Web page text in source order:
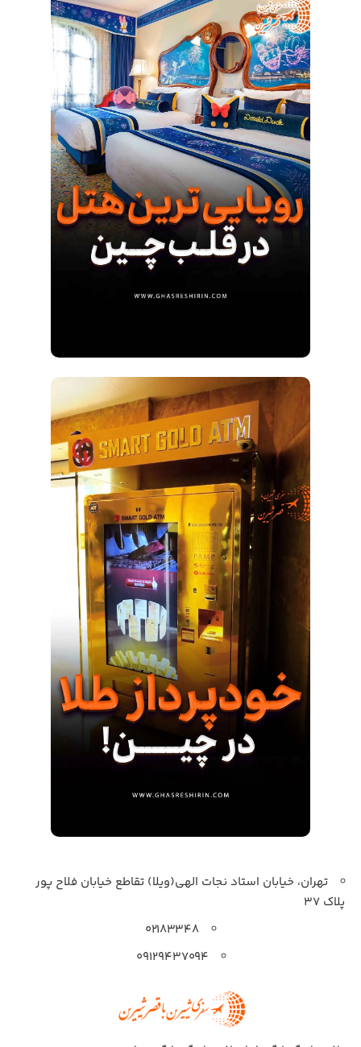
تهران، خیابان استاد نجات الهی(ویلا) تقاطع خیابان فلاح پور
پلاک 37
۰۲۱۸۳۳۴۸
۰۹۱۲۹۴۳۷۰۹۴